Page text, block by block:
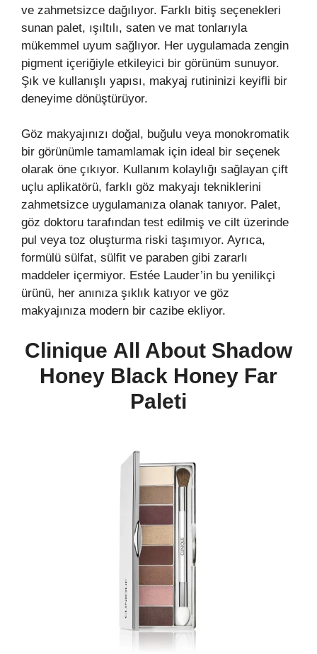
ve zahmetsizce dağılıyor. Farklı bitiş seçenekleri
sunan palet, ışıltılı, saten ve mat tonlarıyla
mükemmel uyum sağlıyor. Her uygulamada zengin
pigment içeriğiyle etkileyici bir görünüm sunuyor.
Şık ve kullanışlı yapısı, makyaj rutininizi keyifli bir
deneyime dönüştürüyor.
Göz makyajınızı doğal, buğulu veya monokromatik
bir görünümle tamamlamak için ideal bir seçenek
olarak öne çıkıyor. Kullanım kolaylığı sağlayan çift
uçlu aplikatörü, farklı göz makyajı tekniklerini
zahmetsizce uygulamanıza olanak tanıyor. Palet,
göz doktoru tarafından test edilmiş ve cilt üzerinde
pul veya toz oluşturma riski taşımıyor. Ayrıca,
formülü sülfat, sülfit ve paraben gibi zararlı
maddeler içermiyor. Estée Lauder’in bu yenilikçi
ürünü, her anınıza şıklık katıyor ve göz
makyajınıza modern bir cazibe ekliyor.
Clinique All About Shadow
Honey Black Honey Far
Paleti